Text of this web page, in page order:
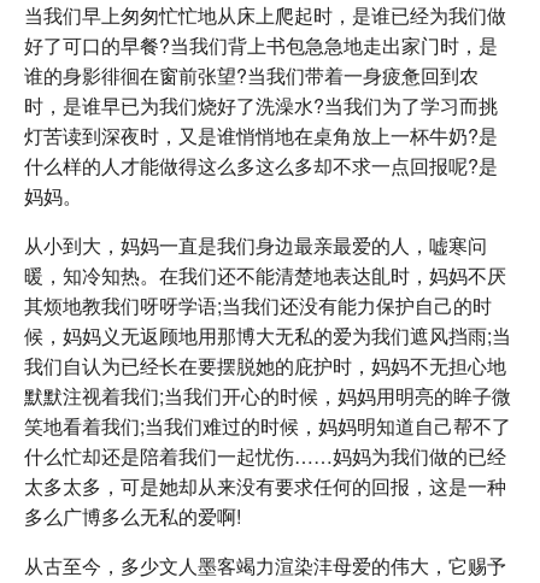
当我们早上匆匆忙忙地从床上爬起时，是谁已经为我们做
好了可口的早餐?当我们背上书包急急地走出家门时，是
谁的身影徘徊在窗前张望?当我们带着一身疲惫回到农
时，是谁早已为我们烧好了洗澡水?当我们为了学习而挑
灯苦读到深夜时，又是谁悄悄地在桌角放上一杯牛奶?是
什么样的人才能做得这么多这么多却不求一点回报呢?是
妈妈。
从小到大，妈妈一直是我们身边最亲最爱的人，嘘寒问
暖，知冷知热。在我们还不能清楚地表达臫时，妈妈不厌
其烦地教我们呀呀学语;当我们还没有能力保护自己的时
候，妈妈义无返顾地用那博大无私的爱为我们遮风挡雨;当
我们自认为已经长在要摆脱她的庇护时，妈妈不无担心地
默默注视着我们;当我们开心的时候，妈妈用明亮的眸子微
笑地看着我们;当我们难过的时候，妈妈明知道自己帮不了
什么忙却还是陪着我们一起忧伤……妈妈为我们做的已经
太多太多，可是她却从来没有要求任何的回报，这是一种
多么广博多么无私的爱啊!
从古至今，多少文人墨客竭力渲染沣母爱的伟大，它赐予